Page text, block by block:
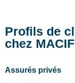
Profils de
chez
Assurés privés